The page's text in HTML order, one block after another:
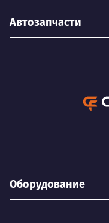
Автозапчасти
Оборудование